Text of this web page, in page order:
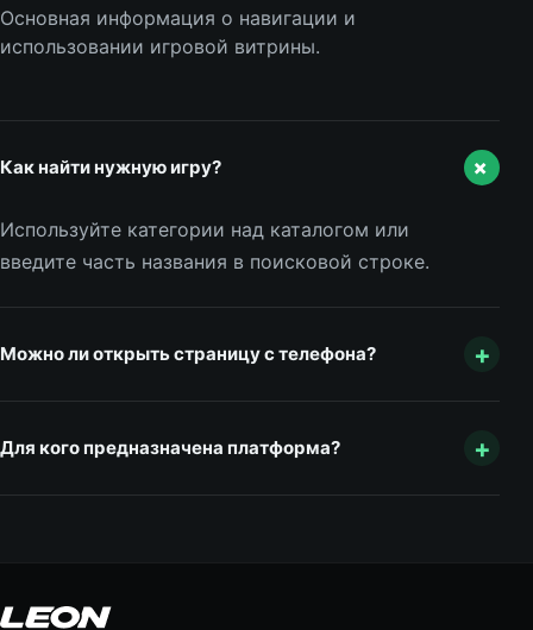
Основная информация о навигации и
использовании игровой витрины.
Как найти нужную игру? +
Используйте категории над каталогом или
введите часть названия в поисковой строке.
Можно ли открыть страницу с телефона? +
Для кого предназначена платформа? +